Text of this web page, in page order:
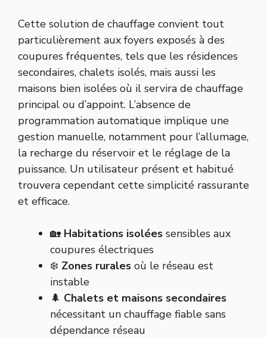
Cette solution de chauffage convient tout
particulièrement aux foyers exposés à des
coupures fréquentes, tels que les résidences
secondaires, chalets isolés, mais aussi les
maisons bien isolées où il servira de chauffage
principal ou d’appoint. L’absence de
programmation automatique implique une
gestion manuelle, notamment pour l’allumage,
la recharge du réservoir et le réglage de la
puissance. Un utilisateur présent et habitué
trouvera cependant cette simplicité rassurante
et efficace.
🏡 Habitations isolées sensibles aux
coupures électriques
❄️ Zones rurales où le réseau est
instable
🌲 Chalets et maisons secondaires
nécessitant un chauffage fiable sans
dépendance réseau